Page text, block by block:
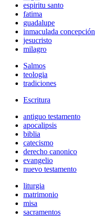
espiritu santo
fatima
guadalupe
inmaculada concepción
jesucristo
milagro
Salmos
teologia
tradiciones
Escritura
antiguo testamento
apocalipsis
biblia
catecismo
derecho canonico
evangelio
nuevo testamento
liturgia
matrimonio
misa
sacramentos